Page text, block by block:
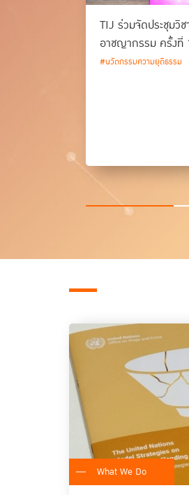
TIJ ร่วมจัดประชุมวิ
อาชญากรรม ครั้งที่
วิทยาการอาชญากร
#นวัตกรรมความยุติธรรม
What We Do